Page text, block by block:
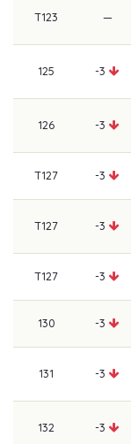
T123 —
125 -3
126 -3
T127 -3
T127 -3
T127 -3
130 -3
131 -3
132 -3